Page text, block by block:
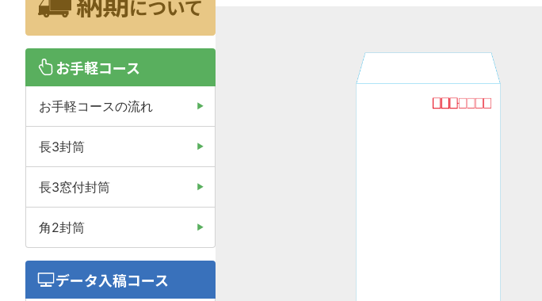
お手軽コース
お手軽コースの流れ
長3封筒
長3窓付封筒
角2封筒
データ入稿コース